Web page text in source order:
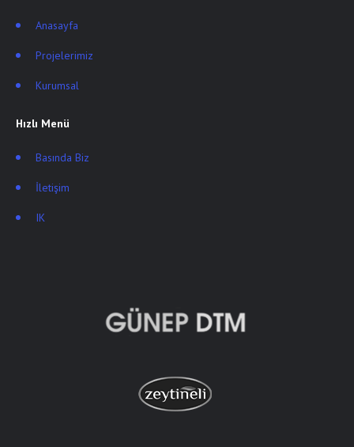
Anasayfa
Projelerimiz
Kurumsal
Hızlı Menü
Basında Biz
İletişim
IK